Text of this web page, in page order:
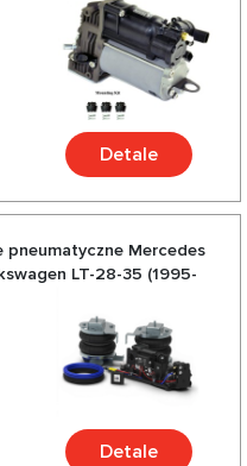
Detale
pneumatyczne Mercedes
LT-28-35 (1995-
Detale